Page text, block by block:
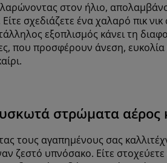
στον ήλιο,
σχεδιάζετε ένα χαλαρό πικ νικ
εξοπλισμός κάνει τη
που προσφέρουν άνεση,
στρώματα αέρος
αγαπημένους σας
ζεστό υπνόσακο. Είτε